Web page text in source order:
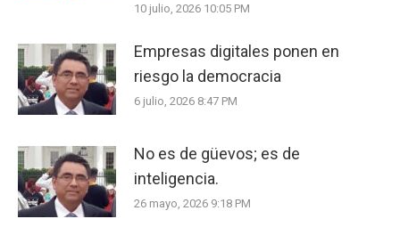
10 julio, 2026 10:05 PM
Empresas digitales ponen en
riesgo la democracia
6 julio, 2026 8:47 PM
No es de güevos; es de
inteligencia.
26 mayo, 2026 9:18 PM